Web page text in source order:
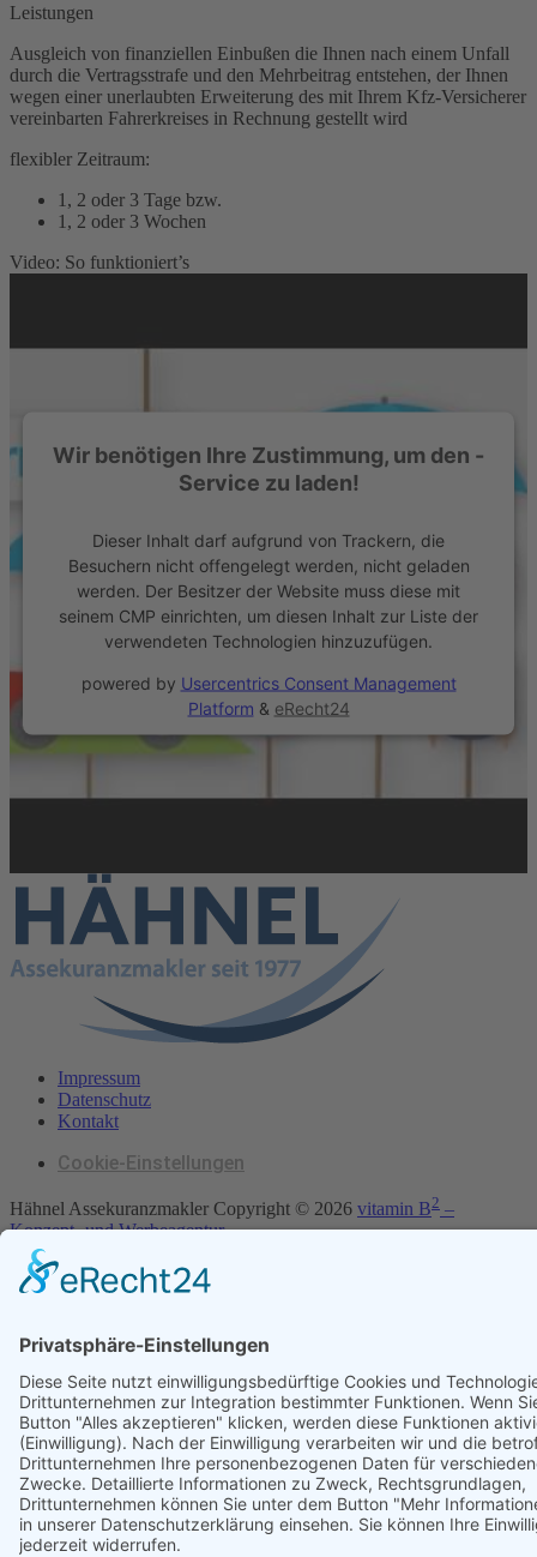
Leistungen
Ausgleich von finanziellen Einbußen die Ihnen nach einem Unfall
durch die Vertragsstrafe und den Mehrbeitrag entstehen, der Ihnen
wegen einer unerlaubten Erweiterung des mit Ihrem Kfz-Versicherer
vereinbarten Fahrerkreises in Rechnung gestellt wird
flexibler Zeitraum:
1, 2 oder 3 Tage bzw.
1, 2 oder 3 Wochen
Video: So funktioniert’s
Wir benötigen Ihre Zustimmung, um den -
Service zu laden!
Dieser Inhalt darf aufgrund von Trackern, die
Besuchern nicht offengelegt werden, nicht geladen
werden. Der Besitzer der Website muss diese mit
seinem CMP einrichten, um diesen Inhalt zur Liste der
verwendeten Technologien hinzuzufügen.
powered by Usercentrics Consent Management
Platform & eRecht24
Impressum
Datenschutz
Kontakt
Cookie-Einstellungen
Hähnel Assekuranzmakler Copyright © 2026 vitamin B2 –
Konzept- und Werbeagentur